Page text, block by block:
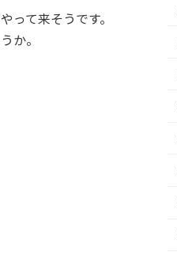
て来そうです。
か。